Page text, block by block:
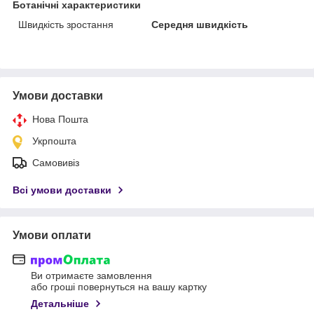
Ботанічні характеристики
Швидкість зростання
Середня швидкість
Умови доставки
Нова Пошта
Укрпошта
Самовивіз
Всі умови доставки
Умови оплати
Ви отримаєте замовлення
або гроші повернуться на вашу картку
Детальніше